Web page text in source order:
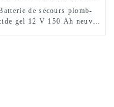
de secours plomb-
gel 12 V 150 Ah neuve